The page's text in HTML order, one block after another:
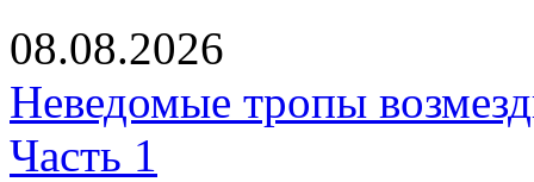
08.08.2026
Неведомые тропы
Часть 1